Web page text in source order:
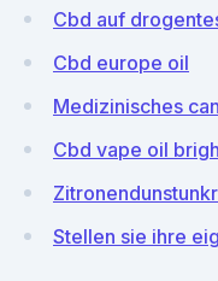
Cbd auf
Cbd europe oil
Medizinisches
Cbd vape oil
Stellen sie ihre